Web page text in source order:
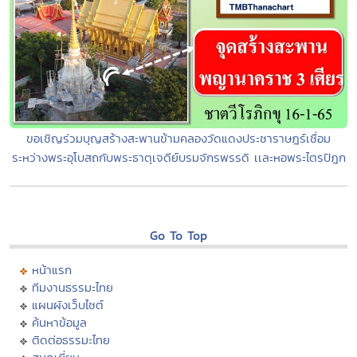
ขอเชิญร่วมบุญสร้างสะพานข้ามคลองวัดแดงประชาราษฎร์เชื่อม
ระหว่างพระอุโบสถกับพระธาตุเจดีย์บรมจักรพรรดิ เเละหอพระไตรปิฎก
Go To Top
หน้าแรก
ทีมงานธรรมะไทย
แผนผังเว็บไซต์
ค้นหาข้อมูล
ติดต่อธรรมะไทย